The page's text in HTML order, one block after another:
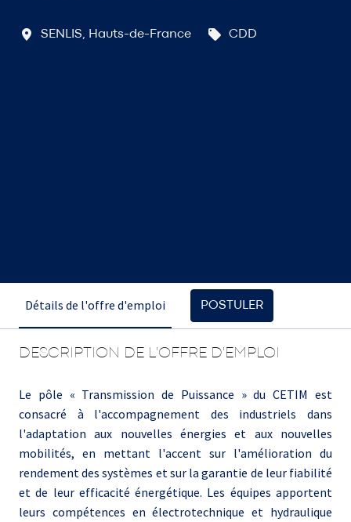
SENLIS, Hauts-de-France CDD
Détails de l'offre d'emploi POSTULER
DESCRIPTION DE L'OFFRE D'EMPLOI
Le pôle « Transmission de Puissance » du CETIM est
consacré à l'accompagnement des industriels dans
l'adaptation aux nouvelles énergies et aux nouvelles
mobilités, en mettant l'accent sur l'amélioration du
rendement des systèmes et sur la garantie de leur fiabilité
et de leur efficacité énergétique. Les équipes apportent
leurs compétences en électrotechnique et hydraulique